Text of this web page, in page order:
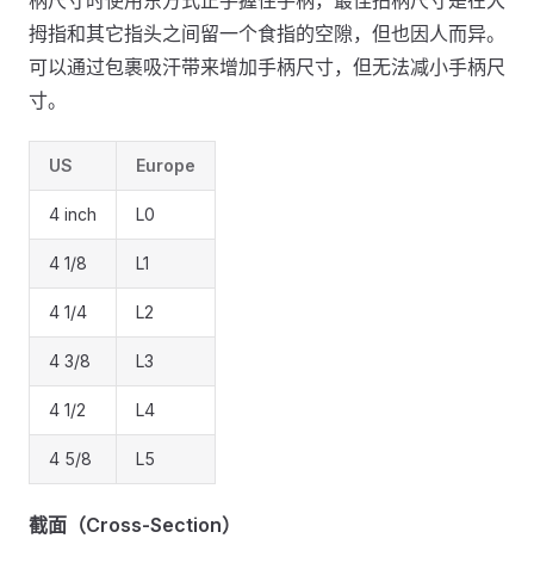
拇指和其它指头之间留一个食指的空隙，但也因人而异。
可以通过包裹吸汗带来增加手柄尺寸，但无法减小手柄尺
寸。
US Europe
4 inch L0
4 1/8 L1
4 1/4 L2
4 3/8 L3
4 1/2 L4
4 5/8 L5
截面（Cross-Section）